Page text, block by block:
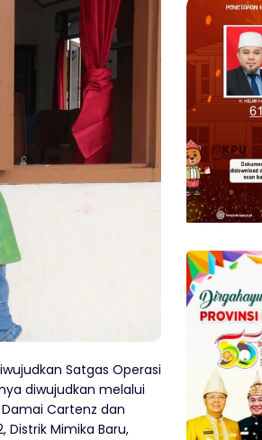
Satgas Operasi
diwujudkan melalui
Cartenz dan
Distrik Mimika Baru,